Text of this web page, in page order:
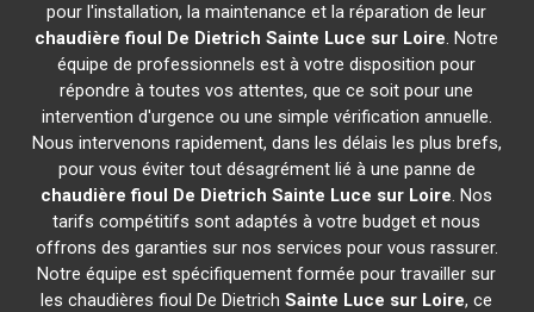
pour l'installation, la maintenance et la réparation de leur
chaudière fioul De Dietrich Sainte Luce sur Loire. Notre
équipe de professionnels est à votre disposition pour
répondre à toutes vos attentes, que ce soit pour une
intervention d'urgence ou une simple vérification annuelle.
Nous intervenons rapidement, dans les délais les plus brefs,
pour vous éviter tout désagrément lié à une panne de
chaudière fioul De Dietrich Sainte Luce sur Loire. Nos
tarifs compétitifs sont adaptés à votre budget et nous
offrons des garanties sur nos services pour vous rassurer.
Notre équipe est spécifiquement formée pour travailler sur
les chaudières fioul De DietrichSainte Luce sur Loire, ce